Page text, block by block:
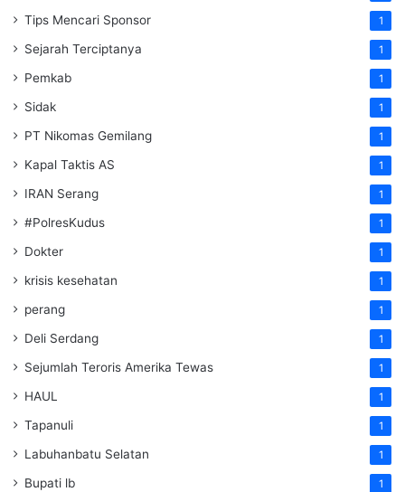
Tips Mencari Sponsor 1
Sejarah Terciptanya 1
Pemkab 1
Sidak 1
PT Nikomas Gemilang 1
Kapal Taktis AS 1
IRAN Serang 1
#PolresKudus 1
Dokter 1
krisis kesehatan 1
perang 1
Deli Serdang 1
Sejumlah Teroris Amerika Tewas 1
HAUL 1
Tapanuli 1
Labuhanbatu Selatan 1
Bupati lb 1